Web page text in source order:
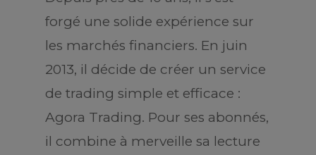
forgé une solide expérience sur
les marchés financiers. En juin
2013, il décide de créer un service
de trading simple et efficace :
Agora Trading. Pour ses abonnés,
il combine à merveille sa lecture